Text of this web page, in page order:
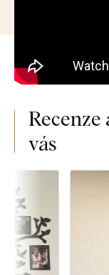
vás